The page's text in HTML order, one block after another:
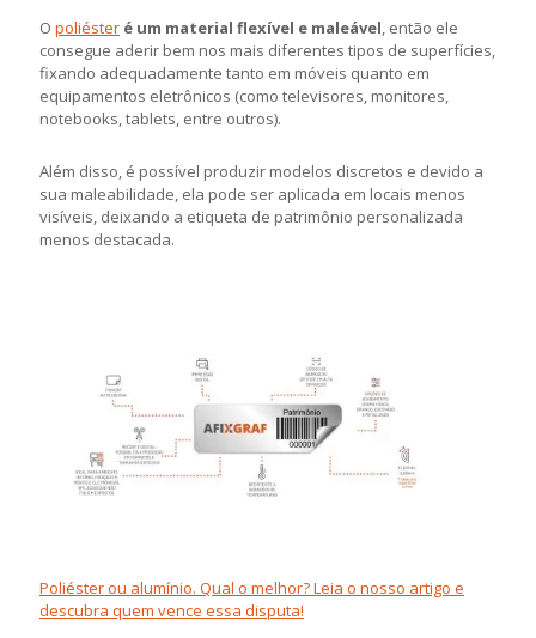
O poliéster é um material flexível e maleável, então ele
consegue aderir bem nos mais diferentes tipos de superfícies,
fixando adequadamente tanto em móveis quanto em
equipamentos eletrônicos (como televisores, monitores,
notebooks, tablets, entre outros).
Além disso, é possível produzir modelos discretos e devido a
sua maleabilidade, ela pode ser aplicada em locais menos
visíveis, deixando a etiqueta de patrimônio personalizada
menos destacada.
Poliéster ou alumínio. Qual o melhor? Leia o nosso artigo e
descubra quem vence essa disputa!